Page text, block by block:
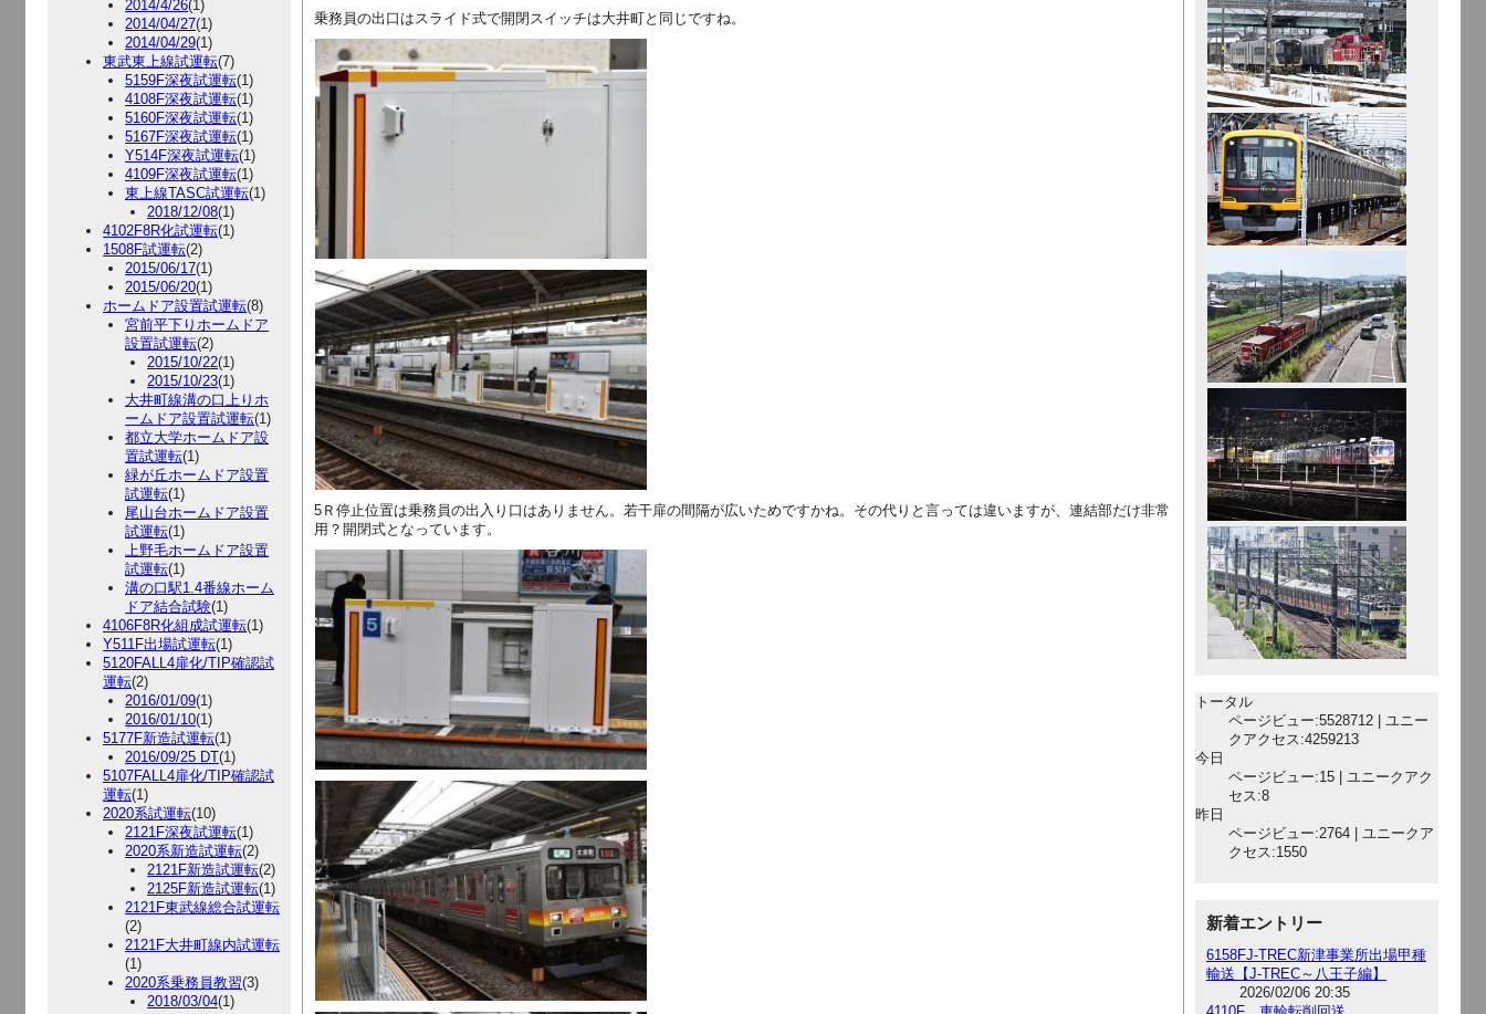
2014/4/26(1)
2014/04/27(1)
2014/04/29(1)
東武東上線試運転(7)
5159F深夜試運転(1)
4108F深夜試運転(1)
5160F深夜試運転(1)
5167F深夜試運転(1)
Y514F深夜試運転(1)
4109F深夜試運転(1)
東上線TASC試運転(1)
2018/12/08(1)
4102F8R化試運転(1)
1508F試運転(2)
2015/06/17(1)
2015/06/20(1)
ホームドア設置試運転(8)
宮前平下りホームドア
設置試運転(2)
2015/10/22(1)
2015/10/23(1)
大井町線溝の口上りホ
ームドア設置試運転(1)
都立大学ホームドア設
置試運転(1)
緑が丘ホームドア設置
試運転(1)
尾山台ホームドア設置
試運転(1)
上野毛ホームドア設置
試運転(1)
溝の口駅1.4番線ホーム
ドア結合試験(1)
4106F8R化組成試運転(1)
Y511F出場試運転(1)
5120FALL4扉化/TIP確認試
運転(2)
2016/01/09(1)
2016/01/10(1)
5177F新造試運転(1)
2016/09/25 DT(1)
5107FALL4扉化/TIP確認試
運転(1)
2020系試運転(10)
2121F深夜試運転(1)
2020系新造試運転(2)
2121F新造試運転(2)
2125F新造試運転(1)
2121F東武線総合試運転
(2)
2121F大井町線内試運転
(1)
2020系乗務員教習(3)
2018/03/04(1)
トータル
ページビュー:5528712 | ユニー
クアクセス:4259213
今日
ページビュー:15 | ユニークアク
セス:8
昨日
ページビュー:2764 | ユニークア
クセス:1550
新着エントリー
6158FJ-TREC新津事業所出場甲種
輸送【J-TREC～八王子編】
2026/02/06 20:35
4110F 車輪転削回送
乗務員の出口はスライド式で開閉スイッチは大井町と同じですね。
5Ｒ停止位置は乗務員の出入り口はありません。若干扉の間隔が広いためですかね。その代りと言っては違いますが、連結部だけ非常
用？開閉式となっています。